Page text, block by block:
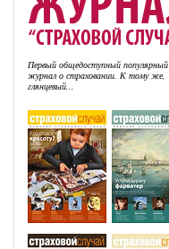
Первый общедоступный популярный
журнал о страховании. К тому же,
глянцевый...